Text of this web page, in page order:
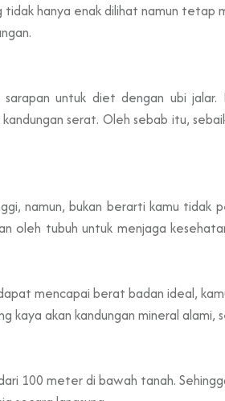
tidak hanya enak dilihat namun tetap
untuk diet dengan ubi jalar.
serat. Oleh sebab itu,
namun, bukan berarti kamu tidak
oleh tubuh untuk menjaga
mencapai berat badan ideal,
kaya akan kandungan mineral alami,
100 meter di bawah tanah.